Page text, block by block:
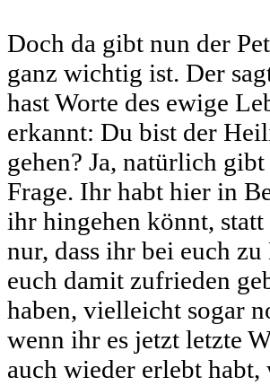
Doch da gibt nun der
ganz wichtig ist. Der
hast Worte des ewige
erkannt: Du bist der
gehen? Ja, natürlich
Frage. Ihr habt hier in
ihr hingehen könnt,
nur, dass ihr bei euch
euch damit zufrieden
haben, vielleicht sogar
wenn ihr es jetzt letzte
auch wieder erlebt